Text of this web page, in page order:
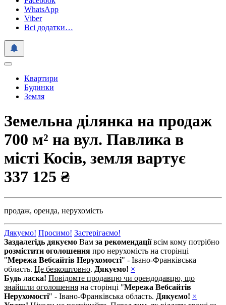
WhatsApp
Viber
Всі додатки…
Квартири
Будинки
Земля
Земельна ділянка на продаж
700 м² на вул. Павлика в
місті Косів, земля вартує
337 125 ₴
продаж, оренда, нерухомість
Дякуємо! Просимо! Застерігаємо!
Заздалегідь дякуємо Вам за рекомендаціївсім кому потрібно
розмістити оголошення про нерухомість на сторінці
"Мережа Вебсайтів Нерухомості" - Івано-Франківська
область. Це безкоштовно. Дякуємо! ×
Будь ласка! Повідомте продавцю чи орендодавцю, що
знайшли оголошення на сторінці "Мережа Вебсайтів
Нерухомості" - Івано-Франківська область. Дякуємо! ×